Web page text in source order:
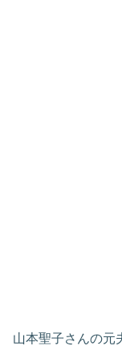
山本聖子さんの元